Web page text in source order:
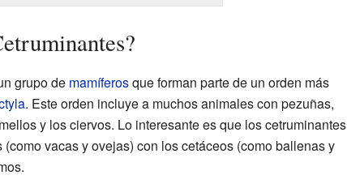
grupo de mamíferosque forman parte de un orden más
. Este orden incluye a muchos animales con pezuñas,
y los ciervos. Lo interesante es que los cetruminantes
vacas y ovejas) con los cetáceos (como ballenas y